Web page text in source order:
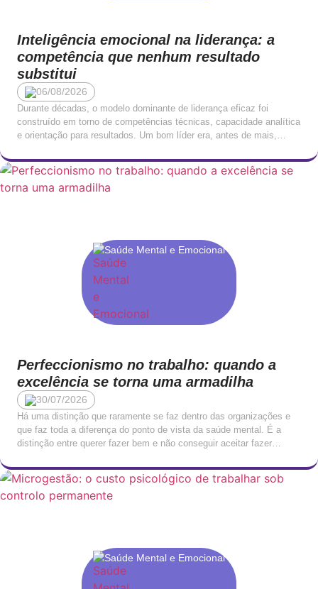
Inteligência emocional na liderança: a
competência que nenhum resultado
substitui
06/08/2026
Durante décadas, o modelo dominante de liderança eficaz foi
construído em torno de competências técnicas, capacidade analítica
e orientação para resultados. Um bom líder era, antes de mais,
entendia os números e que tomava decisões com rapidez e clareza.
Esta visão não […]
Saúde Mental e Emocional
Perfeccionismo no trabalho: quando a
excelência se torna uma armadilha
30/07/2026
Há uma distinção que raramente se faz dentro das organizações e
que faz toda a diferença do ponto de vista da saúde mental. É a
distinção entre querer fazer bem e não conseguir aceitar fazer
profissional. O segundo é uma forma de sofrimento que, […]
Saúde Mental e Emocional